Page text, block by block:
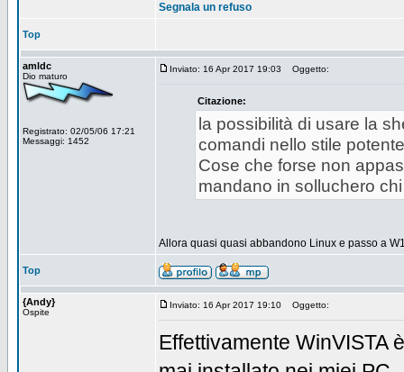
Segnala un refuso
Top
amldc
Dio maturo
Registrato: 02/05/06 17:21
Messaggi: 1452
Inviato: 16 Apr 2017 19:03 Oggetto:
Citazione:
la possibilità di usare la
comandi nello stile
Cose che forse non
mandano in solluchero
Allora quasi quasi abbandono Linux e passo a
Top
{Andy}
Ospite
Inviato: 16 Apr 2017 19:10 Oggetto:
Effettivamente WinVISTA